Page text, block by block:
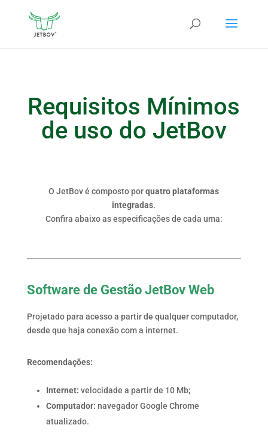
Requisitos Mínimos
de uso do JetBov
O JetBov é composto porquatro plataformas
integradas.
Confira abaixo as especificações de cada uma:
Software de Gestão JetBov Web
Projetado para acesso a partir de qualquer computador,
desde que haja conexão com a internet.
Recomendações:
Internet: velocidade a partir de 10 Mb;
Computador: navegador Google Chrome
atualizado.